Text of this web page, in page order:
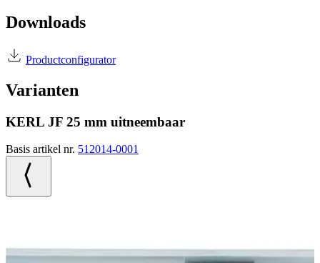
Downloads
Productconfigurator
Varianten
KERL JF 25 mm uitneembaar
Basis artikel nr. 512014-0001